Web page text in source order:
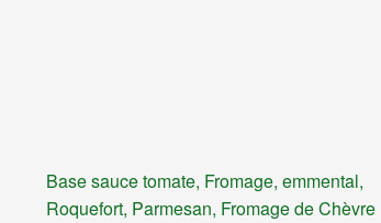
Base sauce tomate, Fromage, emmental,
Roquefort, Parmesan, Fromage de Chèvre